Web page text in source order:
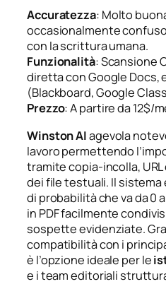
Accuratezza: Molto
occasionalmente
con la scrittura umana.
Funzionalità: Scansione
diretta con Google Docs,
(Blackboard, Google
Prezzo: A partire da 12$/
Winston AIagevola
lavoro permettendo
tramite copia-incolla,
dei file testuali. Il
di probabilità che va da 0
in PDF facilmente
sospette evidenziate.
compatibilità con i
è l’opzione ideale per le
e i team editoriali